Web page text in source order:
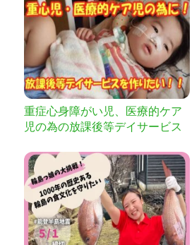
重症心身障がい児、医療的ケア
児の為の放課後等デイサービス